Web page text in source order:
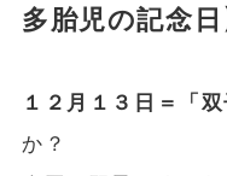
多胎児の記念日
１２月１３日＝「双
か？